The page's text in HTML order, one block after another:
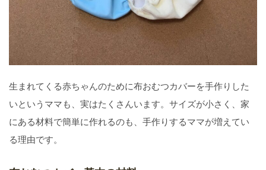
生まれてくる赤ちゃんのために布おむつカバーを手作りした
いというママも、実はたくさんいます。サイズが小さく、家
にある材料で簡単に作れるのも、手作りするママが増えてい
る理由です。